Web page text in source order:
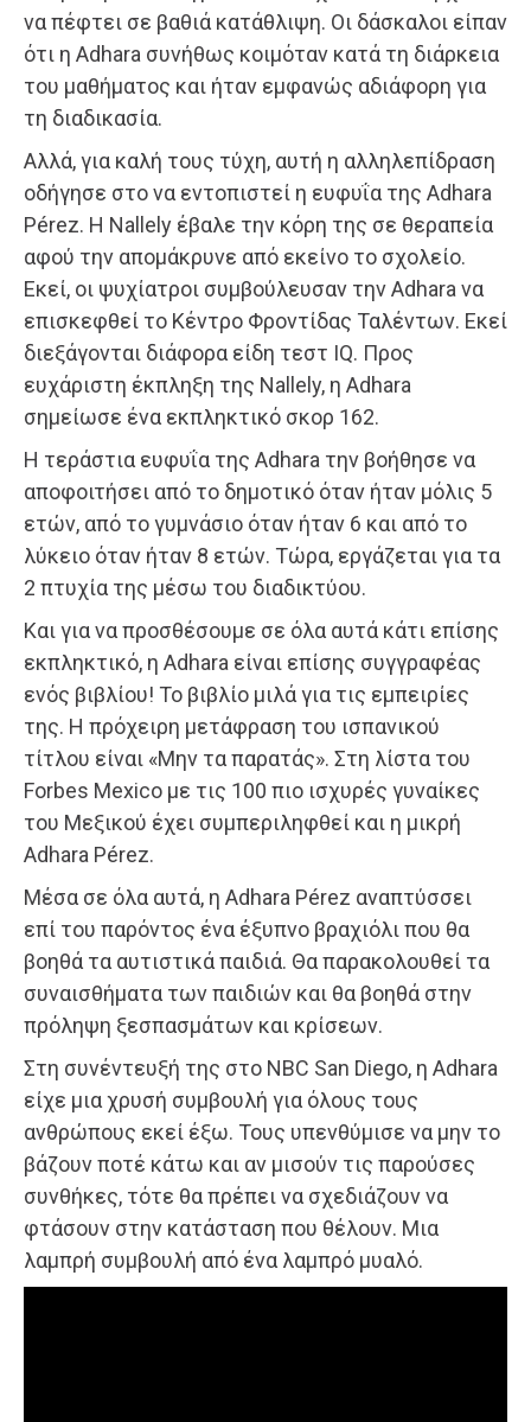
να πέφτει σε βαθιά κατάθλιψη. Οι δάσκαλοι είπαν
ότι η Adhara συνήθως κοιμόταν κατά τη διάρκεια
του μαθήματος και ήταν εμφανώς αδιάφορη για
τη διαδικασία.
Αλλά, για καλή τους τύχη, αυτή η αλληλεπίδραση
οδήγησε στο να εντοπιστεί η ευφυΐα της Adhara
Pérez. Η Nallely έβαλε την κόρη της σε θεραπεία
αφού την απομάκρυνε από εκείνο το σχολείο.
Εκεί, οι ψυχίατροι συμβούλευσαν την Adhara να
επισκεφθεί το Κέντρο Φροντίδας Ταλέντων. Εκεί
διεξάγονται διάφορα είδη τεστ IQ. Προς
ευχάριστη έκπληξη της Nallely, η Adhara
σημείωσε ένα εκπληκτικό σκορ 162.
Η τεράστια ευφυΐα της Adhara την βοήθησε να
αποφοιτήσει από το δημοτικό όταν ήταν μόλις 5
ετών, από το γυμνάσιο όταν ήταν 6 και από το
λύκειο όταν ήταν 8 ετών. Τώρα, εργάζεται για τα
2 πτυχία της μέσω του διαδικτύου.
Και για να προσθέσουμε σε όλα αυτά κάτι επίσης
εκπληκτικό, η Adhara είναι επίσης συγγραφέας
ενός βιβλίου! Το βιβλίο μιλά για τις εμπειρίες
της. Η πρόχειρη μετάφραση του ισπανικού
τίτλου είναι «Μην τα παρατάς». Στη λίστα του
Forbes Mexico με τις 100 πιο ισχυρές γυναίκες
του Μεξικού έχει συμπεριληφθεί και η μικρή
Adhara Pérez.
Μέσα σε όλα αυτά, η Adhara Pérez αναπτύσσει
επί του παρόντος ένα έξυπνο βραχιόλι που θα
βοηθά τα αυτιστικά παιδιά. Θα παρακολουθεί τα
συναισθήματα των παιδιών και θα βοηθά στην
πρόληψη ξεσπασμάτων και κρίσεων.
Στη συνέντευξή της στο NBC San Diego, η Adhara
είχε μια χρυσή συμβουλή για όλους τους
ανθρώπους εκεί έξω. Τους υπενθύμισε να μην το
βάζουν ποτέ κάτω και αν μισούν τις παρούσες
συνθήκες, τότε θα πρέπει να σχεδιάζουν να
φτάσουν στην κατάσταση που θέλουν. Μια
λαμπρή συμβουλή από ένα λαμπρό μυαλό.